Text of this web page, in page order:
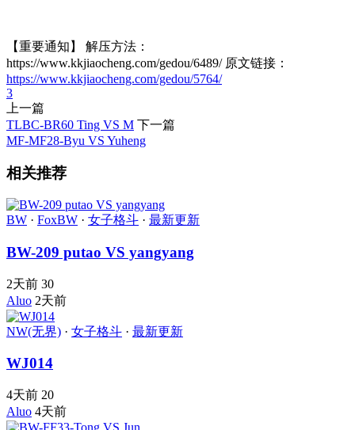
【重要通知】 解压方法：
https://www.kkjiaocheng.com/gedou/6489/ 原文链接：
https://www.kkjiaocheng.com/gedou/5764/
3
上一篇
TLBC-BR60 Ting VS M 下一篇
MF-MF28-Byu VS Yuheng
相关推荐
BW · FoxBW · 女子格斗 · 最新更新
BW-209 putao VS yangyang
2天前 30
Aluo 2天前
NW(无界) · 女子格斗 · 最新更新
WJ014
4天前 20
Aluo 4天前